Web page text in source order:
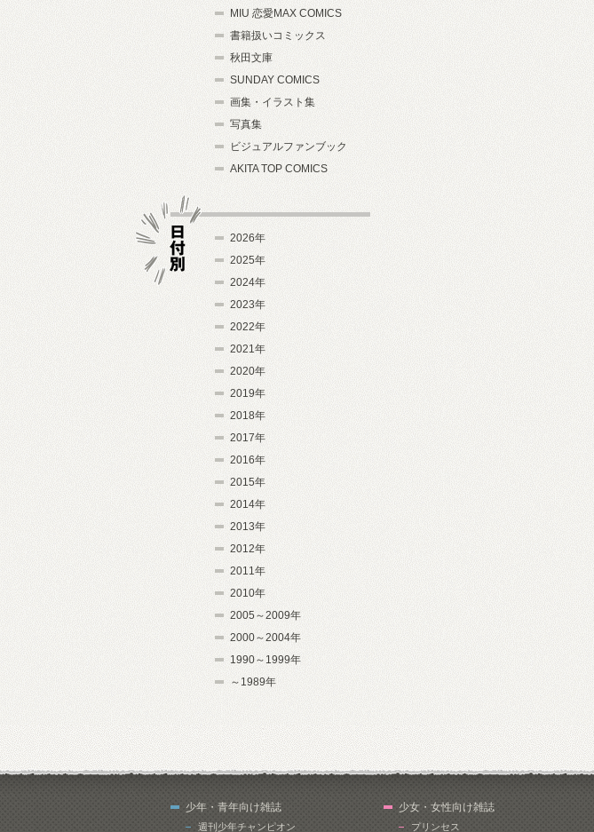
MIU 恋愛MAX COMICS
書籍扱いコミックス
秋田文庫
SUNDAY COMICS
画集・イラスト集
写真集
ビジュアルファンブック
AKITA TOP COMICS
2026年
2025年
2024年
2023年
2022年
2021年
2020年
2019年
2018年
2017年
2016年
2015年
2014年
2013年
2012年
2011年
2010年
2005～2009年
2000～2004年
1990～1999年
～1989年
少年・青年向け雑誌
週刊少年チャンピオン
少女・女性向け雑誌
プリンセス